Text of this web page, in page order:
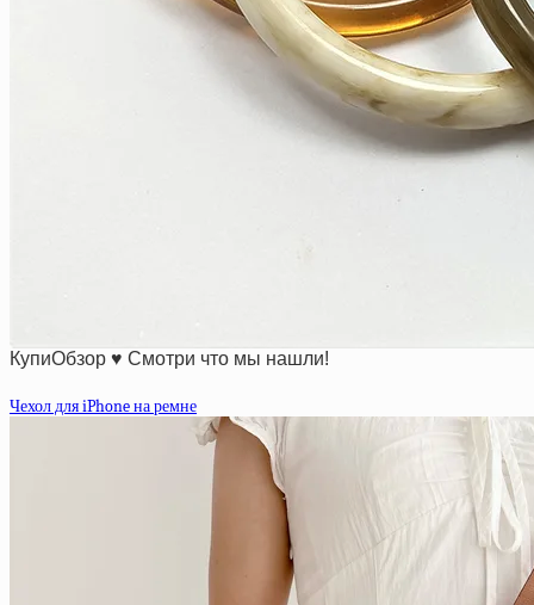
КупиОбзор ♥ Смотри что мы нашли!
Чехол для iPhone на ремне